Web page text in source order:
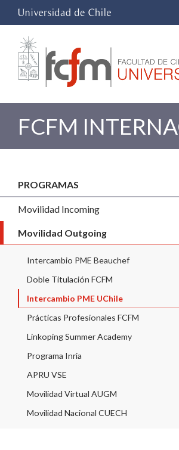
FCFM
PROGRAMAS
Movilidad Incoming
Movilidad Outgoing
Intercambio PME Beauchef
Doble Titulación FCFM
Intercambio PME UChile
Prácticas Profesionales FCFM
Linkoping Summer Academy
Programa Inria
APRU VSE
Movilidad Virtual AUGM
Movilidad Nacional CUECH